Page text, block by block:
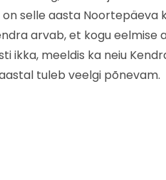
selle aasta Noortepäeva
arvab, et kogu eelmise
ikka, meeldis ka neiu
tuleb veelgi põnevam.